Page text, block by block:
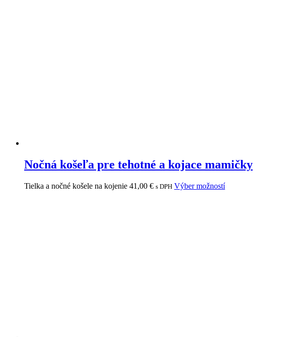
Nočná košeľa pre tehotné a kojace mamičky
Tielka a nočné košele na kojenie 41,00 € s DPH Výber možností